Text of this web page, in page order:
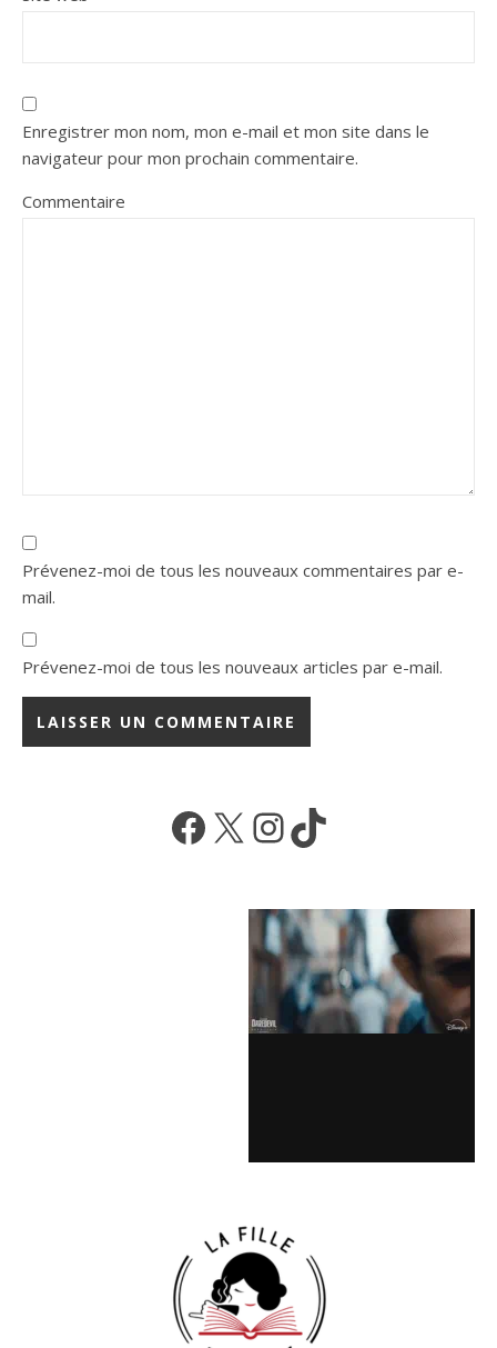
Enregistrer mon nom, mon e-mail et mon site dans le
navigateur pour mon prochain commentaire.
Commentaire
Prévenez-moi de tous les nouveaux commentaires par e-
mail.
Prévenez-moi de tous les nouveaux articles par e-mail.
Facebook
X Instagram
TikTok